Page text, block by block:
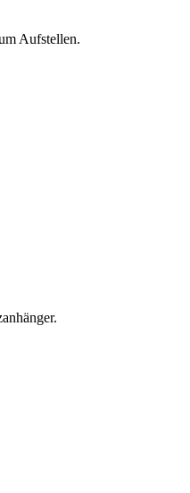
Aufstellen.